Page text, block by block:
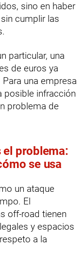
sino en haber
cumplir las
particular, una
de euros ya
una empresa
posible infracción
problema de
el problema:
se usa
un ataque
El
off-road tienen
y espacios
a la